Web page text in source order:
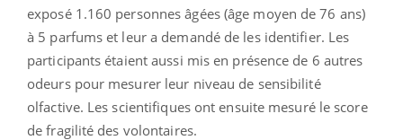
exposé 1.160 personnes âgées (âge moyen de 76 ans)
à 5 parfums et leur a demandé de les identifier. Les
participants étaient aussi mis en présence de 6 autres
odeurs pour mesurer leur niveau de sensibilité
olfactive. Les scientifiques ont ensuite mesuré le score
de fragilité des volontaires.